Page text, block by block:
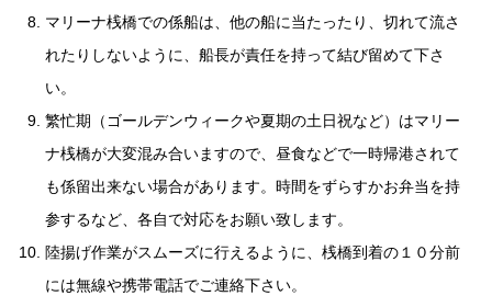
マリーナ桟橋での係船は、他の船に当たったり、切れて流さ
れたりしないように、船長が責任を持って結び留めて下さ
い。
繁忙期（ゴールデンウィークや夏期の土日祝など）はマリー
ナ桟橋が大変混み合いますので、昼食などで一時帰港されて
も係留出来ない場合があります。時間をずらすかお弁当を持
参するなど、各自で対応をお願い致します。
陸揚げ作業がスムーズに行えるように、桟橋到着の１０分前
には無線や携帯電話でご連絡下さい。